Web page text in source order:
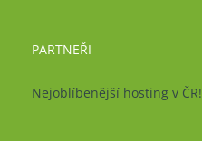
PARTNEŘI
Nejoblíbenější hosting v ČR!